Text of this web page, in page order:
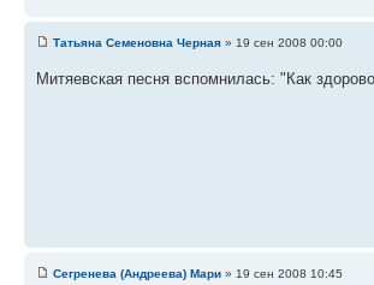
Татьяна Семеновна Черная » 19 сен 2008 00:00
Митяевская песня вспомнилась: "Как
Сегренева (Андреева) Мари » 19 сен 2008 10:45